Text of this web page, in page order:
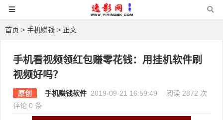
首页 > 手机赚钱 > 正文
手机看视频领红包赚零花钱：用挂机软件刷
视频好吗？
原创 手机赚钱软件 2019-09-21 16:59:49
阅读 2872 次
评论 0 条